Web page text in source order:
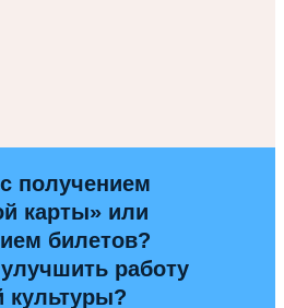
получением
карты» или
билетов?
работу
культуры?